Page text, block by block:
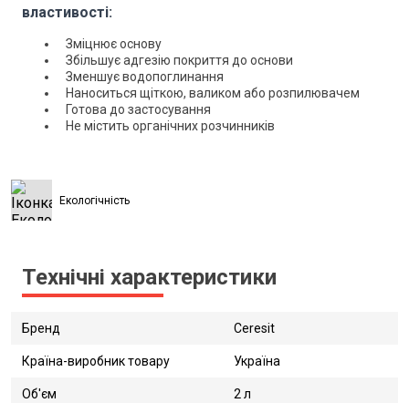
властивості:
Зміцнює основу
Збільшує адгезію покриття до основи
Зменшує водопоглинання
Наноситься щіткою, валиком або розпилювачем
Готова до застосування
Не містить органічних розчинників
Екологічність
Технічні характеристики
Бренд Ceresit
Країна-виробник товару Україна
Об'єм 2 л